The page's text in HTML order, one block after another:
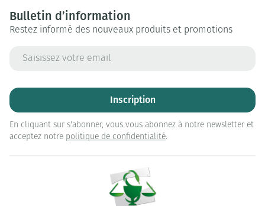
Bulletin d’information
Restez informé des nouveaux produits et promotions
Inscription
En cliquant sur s'abonner, vous vous abonnez à notre newsletter et
acceptez notre politique de confidentialité.